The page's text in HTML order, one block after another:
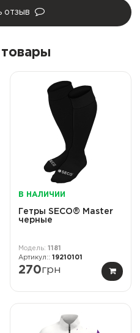
отзыв
В НАЛИЧИИ
Гетры SECO® Master
черные
1181
19210101
270грн